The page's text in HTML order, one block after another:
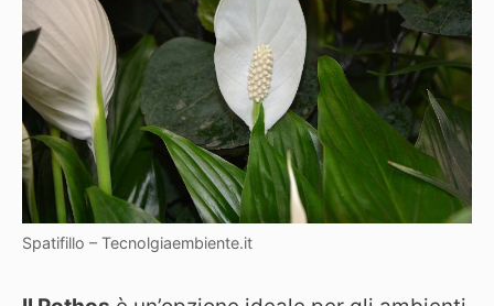
Spatifillo – Tecnolgiaembiente.it